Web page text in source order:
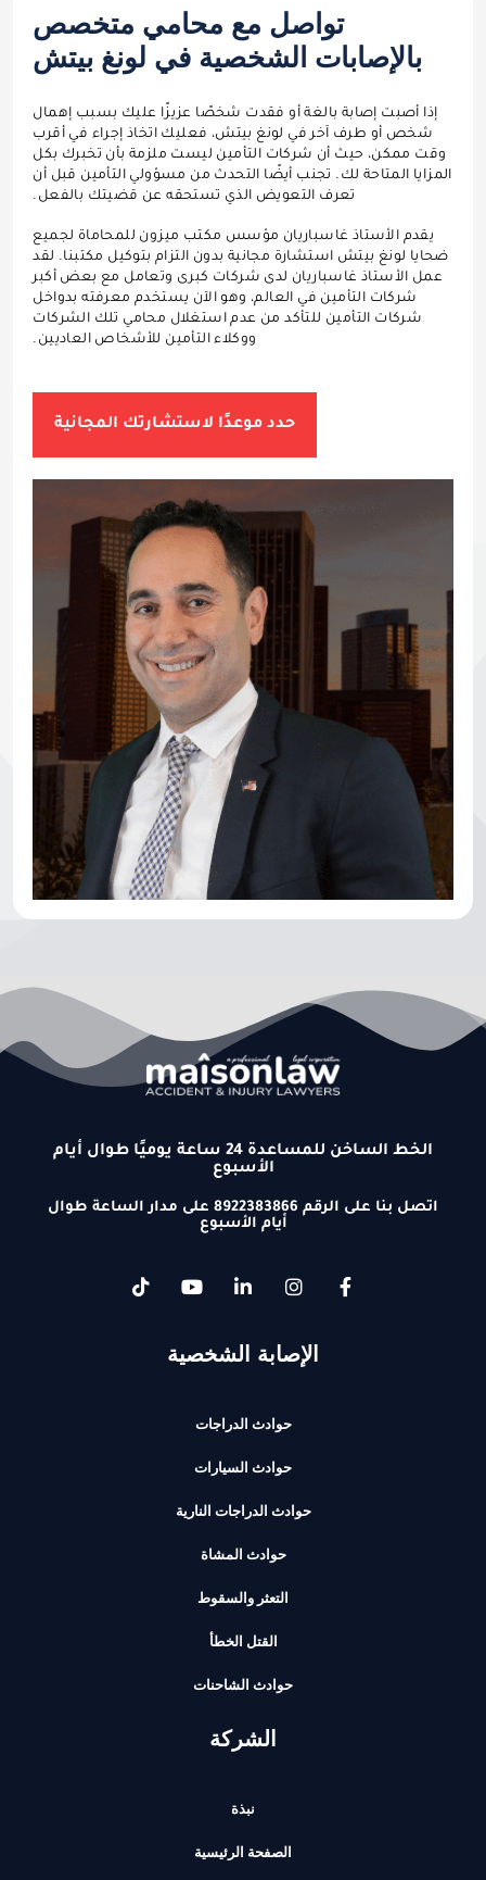
تواصل مع محامي متخصص
بالإصابات الشخصية في لونغ بيتش
إذا أصبت إصابة بالغة أو فقدت شخصًا عزيزًا عليك بسبب إهمال
شخص أو طرف آخر في لونغ بيتش، فعليك اتخاذ إجراء في أقرب
وقت ممكن، حيث أن شركات التأمين ليست ملزمة بأن تخبرك بكل
المزايا المتاحة لك. تجنب أيضًا التحدث من مسؤولي التأمين قبل أن
تعرف التعويض الذي تستحقه عن قضيتك بالفعل.
يقدم الأستاذ غاسباريان مؤسس مكتب ميزون للمحاماة لجميع
ضحايا لونغ بيتش استشارة مجانية بدون التزام بتوكيل مكتبنا. لقد
عمل الأستاذ غاسباريان لدى شركات كبرى وتعامل مع بعض أكبر
شركات التأمين في العالم، وهو الآن يستخدم معرفته بدواخل
شركات التأمين للتأكد من عدم استغلال محامي تلك الشركات
ووكلاء التأمين للأشخاص العاديين.
حدد موعدًا لاستشارتك المجانية
الخط الساخن للمساعدة 24 ساعة يوميًا طوال أيام
الأسبوع
اتصل بنا على الرقم 8922383866 على مدار الساعة طوال
أيام الأسبوع
الإصابة الشخصية
حوادث الدراجات
حوادث السيارات
حوادث الدراجات النارية
حوادث المشاة
التعثر والسقوط
القتل الخطأ
حوادث الشاحنات
الشركة
نبذة
الصفحة الرئيسية